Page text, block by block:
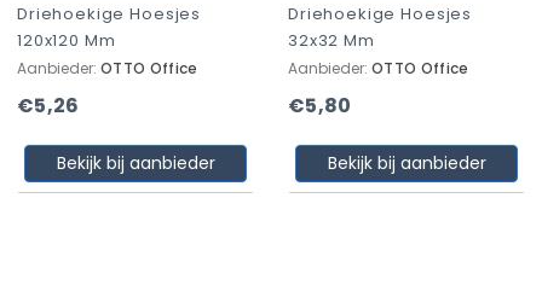
Driehoekige Hoesjes
120x120 Mm
Aanbieder: OTTO Office
€5,26
Bekijk bij aanbieder
Driehoekige Hoesjes
32x32 Mm
Aanbieder: OTTO Office
€5,80
Bekijk bij aanbieder